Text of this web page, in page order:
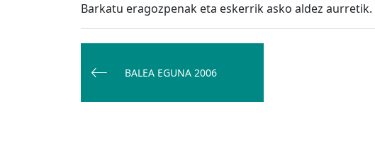
Barkatu eragozpenak eta eskerrik asko aldez aurretik.
Bidalketetan
zehar
nabigatu
BALEA EGUNA 2006